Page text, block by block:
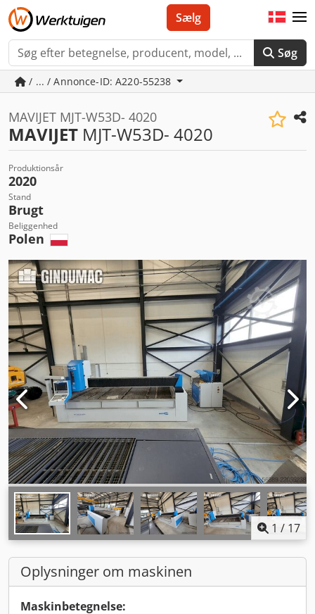
Søg
Sælg
/ ... / Annonce-ID: A220-55238
MAVIJET MJT-W53D- 4020
MAVIJET MJT-W53D- 4020
Produktionsår
2020
Stand
Brugt
Beliggenhed
Polen
1 / 17
Oplysninger om maskinen
Maskinbetegnelse: